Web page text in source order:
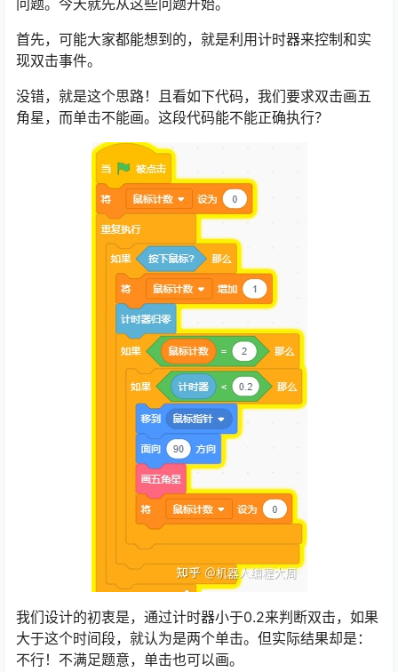
问题。今天就先从这些问题开始。
首先，可能大家都能想到的，就是利用计时器来控制和实
现双击事件。
没错，就是这个思路！且看如下代码，我们要求双击画五
角星，而单击不能画。这段代码能不能正确执行？
我们设计的初衷是，通过计时器小于0.2来判断双击，如果
大于这个时间段，就认为是两个单击。但实际结果却是：
不行！不满足题意，单击也可以画。